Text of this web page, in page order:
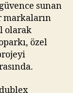
sunan
markaların
olarak
özel
dublex